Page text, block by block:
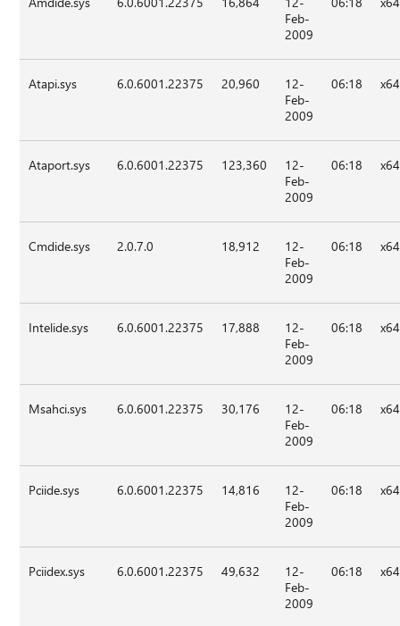
Feb-
2009
Atapi.sys 6.0.6001.22375 20,960
12-
Feb-
2009
06:18 x64
Ataport.sys 6.0.6001.22375 123,360
12-
Feb-
2009
06:18 x64
Cmdide.sys 2.0.7.0 18,912
12-
Feb-
2009
06:18 x64
Intelide.sys 6.0.6001.22375 17,888
12-
Feb-
2009
06:18 x64
Msahci.sys 6.0.6001.22375 30,176
12-
Feb-
2009
06:18 x64
Pciide.sys 6.0.6001.22375 14,816
12-
Feb-
2009
06:18 x64
Pciidex.sys 6.0.6001.22375 49,632
12-
Feb-
2009
06:18 x64